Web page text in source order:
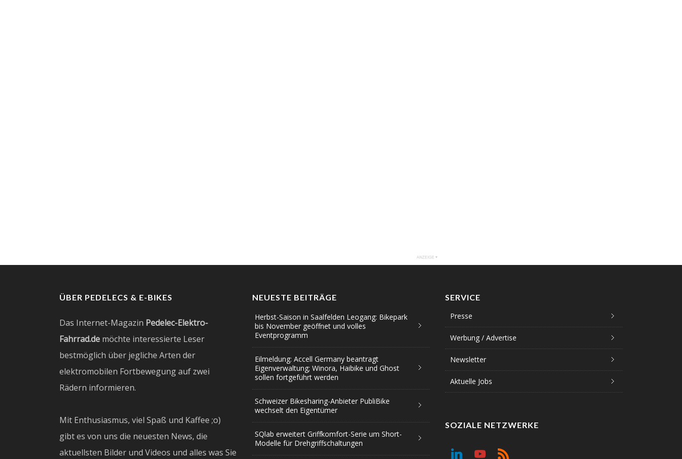
ÜBER PEDELECS & E-BIKES
Das Internet-Magazin Pedelec-Elektro-
Fahrrad.de möchte interessierte Leser
bestmöglich über jegliche Arten der
elektromobilen Fortbewegung auf zwei
Rädern informieren.
Mit Enthusiasmus, viel Spaß und Kaffee ;o)
gibt es von uns die neuesten News, die
aktuellsten Bilder und Videos und alles was Sie
NEUESTE BEITRÄGE
Herbst-Saison in Saalfelden Leogang: Bikepark
bis November geöffnet und volles
Eventprogramm
Eilmeldung: Accell Germany beantragt
Eigenverwaltung; Winora, Haibike und Ghost
sollen fortgeführt werden
Schweizer Bikesharing-Anbieter PubliBike
wechselt den Eigentümer
SQlab erweitert Griffkomfort-Serie um Short-
Modelle für Drehgriffschaltungen
SERVICE
Presse
Werbung / Advertise
Newsletter
Aktuelle Jobs
SOZIALE NETZWERKE